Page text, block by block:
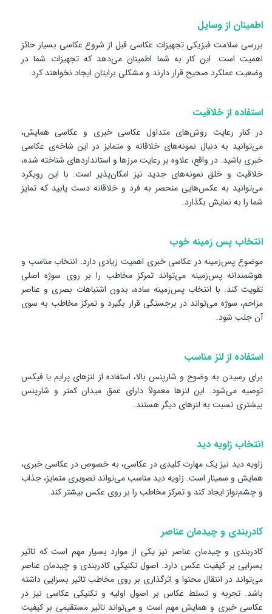
اطمینان از وسایل
بررسی سلامت فیزیکی تجهیزات عکاسی قبل از شروع عکاسی بسیار حائز
اهمیت است. این کار به شما اطمینان می‌دهد که تجهیزات شما در
وضعیت عملکرد صحیح قرار دارند و مشکلی برایتان ایجاد نخواهند کرد.
استفاده از خلاقیت
در کنار رعایت روش‌های متداول عکاسی خبری و عکاسی همایش،
می‌توانید به دنبال نمونه‌های خلاقانه و متمایز در این شاخه‌‌ی عکاسی
خبری باشید. در واقع، علاوه بر رعایت مرزها و استانداردهای شناخته شده،
خلاقیت و خلق نمونه‌های جدید نیز امکان‌پذیر است. با این رویکرد
می‌توانید به عکس‌هایی منحصر به فرد و خلاقانه دست یابید که تمایز
شما را به نمایش بگذارد.
انتخاب پس زمینه خوب
موضوع پس‌زمینه در عکاسی خبری اهمیت زیادی دارد. انتخاب مناسب و
هوشمندانه پس‌زمینه می‌تواند تمرکز مخاطب را بر روی سوژه اصلی
تقویت کند. با انتخاب پس‌زمینه ساده، بدون اشتباهات بصری و عناصر
مزاحم، سوژه می‌تواند در برجستگی قرار بگیرد و تمرکز مخاطب به سوی
آن جلب شود.
استفاده از لنز مناسب
برای رسیدن به وضوح و شارپنس بالا، استفاده از لنزهای پرایم یا فیکس
توصیه می‌شود. این لنزها معمولاً دارای عمق میدان کمتر و شارپنس
بیشتری نسبت به لنزهای دیگر هستند.
انتخاب زاویه دید
زاویه دید نیز یک مهارت کلیدی در عکاسی، به خصوص در عکاسی خبری،
همایش و سمینار است. زاویه دید مناسب می‌تواند تصویری متمایز، جذاب
و چشم‌نواز ایجاد کند و تمرکز مخاطب را بر روی عکس بیشتر کند.
کادربندی و چیدمان عناصر
کادربندی و چیدمان عناصر نیز یکی از موارد بسیار مهم است که تاثیر
بسزایی بر کیفیت عکس دارد. اصول تکنیکی کادربندی و چیدمان عناصر
می‌تواند در انتقال محتوا و اثرگذاری بر روی مخاطب تاثیر بسزایی داشته
باشد. تجربه و تسلط عکاس بر اصول اولیه و تکنیکی عکاسی نیز در
عکاسی خبری و همایش مهم است و می‌تواند تاثیر مستقیمی بر کیفیت